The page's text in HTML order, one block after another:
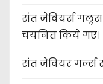
संत जेवियर्स
चयनित किये गए।
संत जेवियर गर्ल्स